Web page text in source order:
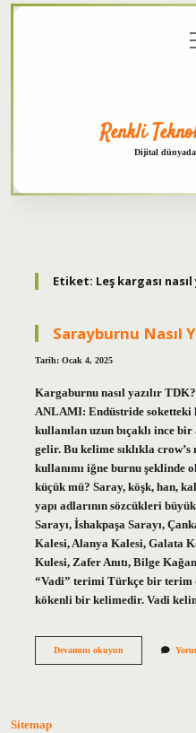
Renkli
Dijital dünyada
Etiket: Leş kargası nasıl
Sarayburnu Nasıl
Tarih: Ocak 4, 2025
Kargaburnu nasıl yazılır
ANLAMI: Endüstride soketteki
kullanılan uzun bıçaklı ince bir
gelir. Bu kelime sıklıkla crow’s
kullanımı iğne burnu şeklinde
küçük mü? Saray, köşk, han,
yapı adlarının sözcükleri
Sarayı, İshakpaşa Sarayı,
Kalesi, Alanya Kalesi, Galata
Kulesi, Zafer Anıtı, Bilge
“Vadi” terimi Türkçe bir terim
kökenli bir kelimedir. Vadi
Devamını okuyunSarayburnu
Sitemap